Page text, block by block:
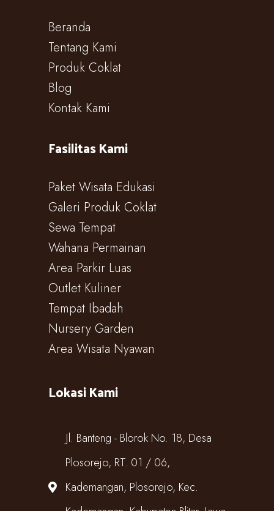
Beranda
Tentang Kami
Produk Coklat
Blog
Kontak Kami
Fasilitas Kami
Paket Wisata Edukasi
Galeri Produk Coklat
Sewa Tempat
Wahana Permainan
Area Parkir Luas
Outlet Kuliner
Tempat Ibadah
Nursery Garden
Area Wisata Nyawan
Lokasi Kami
Jl. Banteng - Blorok No. 18, Desa
Plosorejo, RT. 01 / 06,
Kademangan, Plosorejo, Kec.